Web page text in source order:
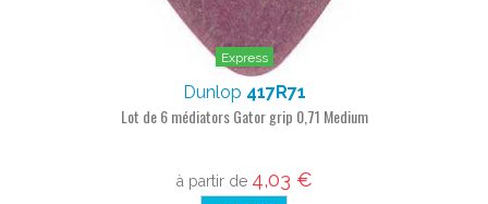
Express
Dunlop 417R71
Lot de 6 médiators Gator grip 0,71 Medium
à partir de 4,03 €